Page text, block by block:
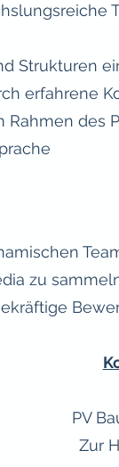
Strukturen
erfahrene
Rahmen des
zu
PV
Zur